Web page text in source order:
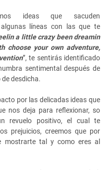
ideas que sacuden
líneas con las que te
a little crazy been dreamin
choose your own adventure,
”, te sentirás identificado
sentimental después de
desdicha.
por las delicadas ideas que
nos deja para reflexionar, so
revuelo positivo, el cual te
prejuicios, creemos que por
mostrarte tal y como eres al